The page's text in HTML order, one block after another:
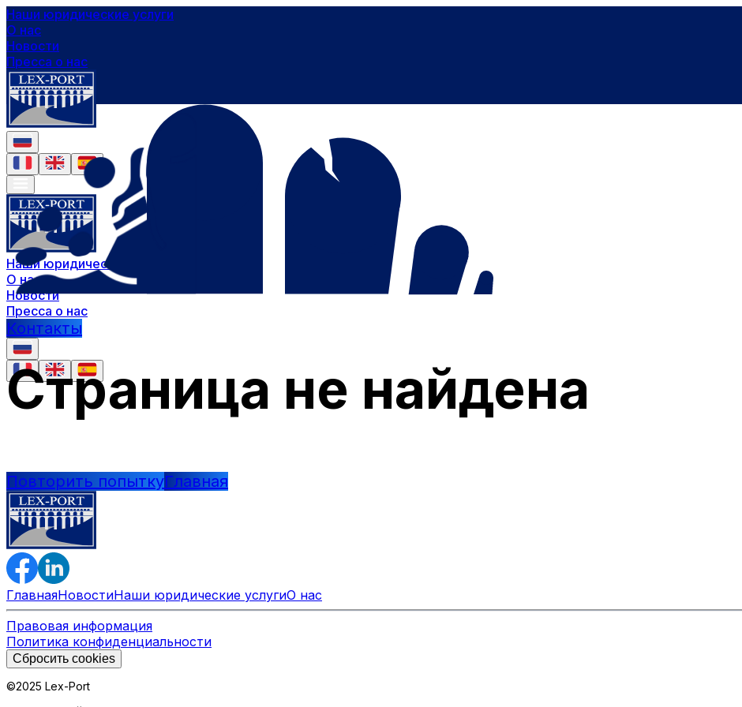
Наши юридические услуги
О нас
Новости
Пресса о нас
Наши юридические услуги
О нас
Новости
Пресса о нас
Контакты
Страница не найдена
Повторить попыткуГлавная
ГлавнаяНовостиНаши юридические услугиО нас
Правовая информация
Политика конфиденциальности
Сбросить cookies
©2025 Lex-Port